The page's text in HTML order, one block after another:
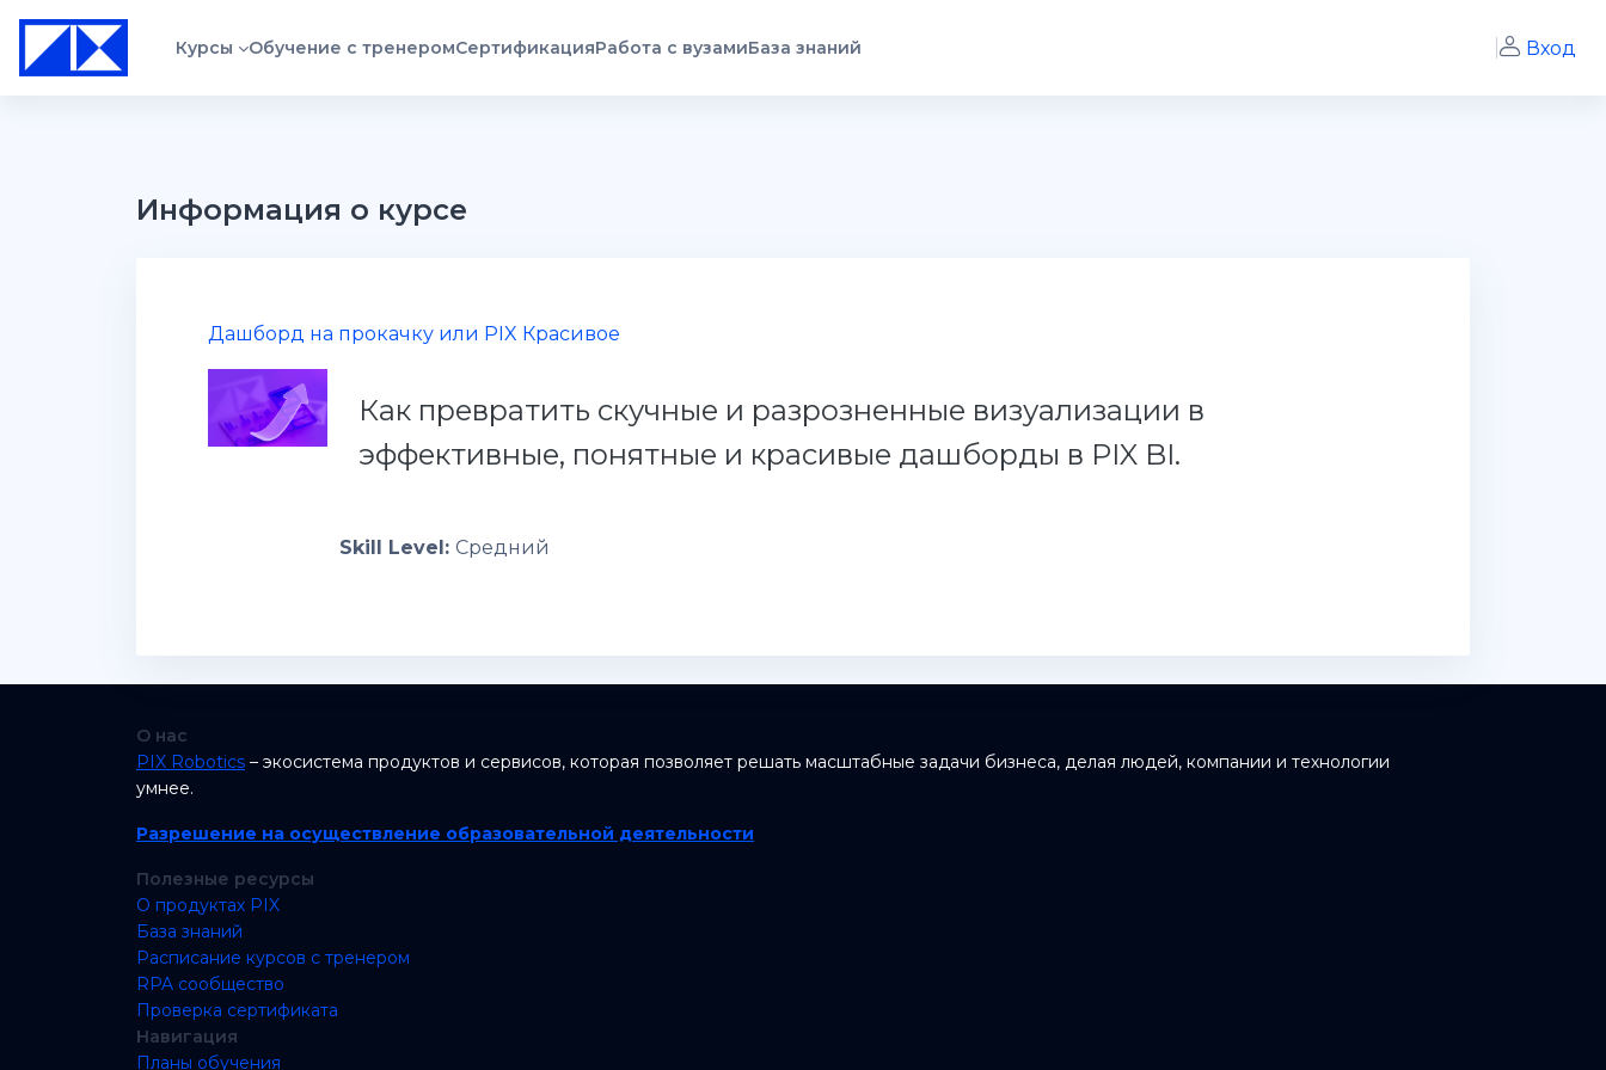
Перейти к основному содержанию
Курсы Обучение с тренеромСертификацияРабота с вузамиБаза знаний Вход
Информация о курсе
Дашборд на прокачку или PIX Красивое
Как превратить скучные и разрозненные визуализации в
эффективные, понятные и красивые дашборды в PIX BI.
Skill Level: Средний
О нас
PIX Robotics – экосистема продуктов и сервисов, которая позволяет решать масштабные задачи бизнеса, делая людей, компании и технологии
умнее.
Разрешение на осуществление образовательной деятельности
Полезные ресурсы
О продуктах PIX
База знаний
Расписание курсов с тренером
RPA сообщество
Проверка сертификата
Навигация
Планы обучения